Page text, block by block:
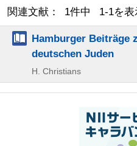
関連文献： 1件中 1-1を表
Hamburger Beiträge
deutschen Juden
H. Christians